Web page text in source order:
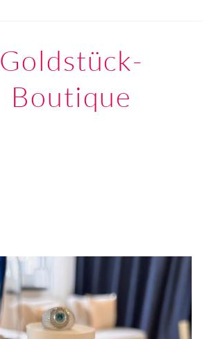
Goldstück-
Boutique